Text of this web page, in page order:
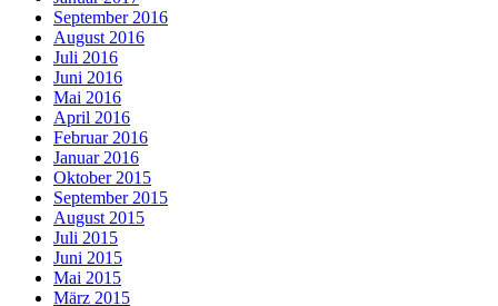
September 2016
August 2016
Juli 2016
Juni 2016
Mai 2016
April 2016
Februar 2016
Januar 2016
Oktober 2015
September 2015
August 2015
Juli 2015
Juni 2015
Mai 2015
März 2015